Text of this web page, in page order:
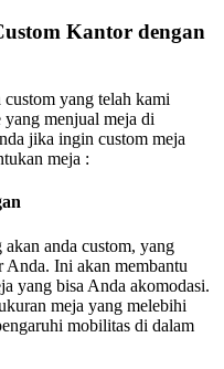
Kantor dengan
custom yang telah kami
menjual meja di
jika ingin custom meja
meja :
akan anda custom, yang
Anda. Ini akan membantu
yang bisa Anda akomodasi.
meja yang melebihi
mobilitas di dalam